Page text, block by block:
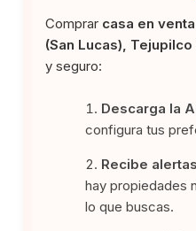
Comprar casa en
(San Lucas), Tejupilco
y seguro:
Descarga la
configura tus
Recibe
hay propiedades
lo que buscas.